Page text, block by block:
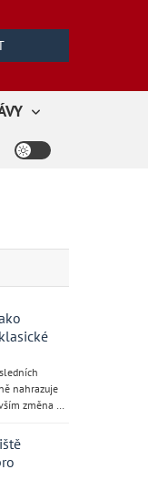
nahrazuje
změna …